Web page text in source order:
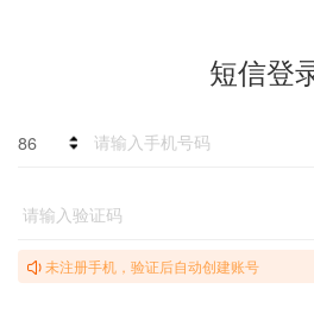
短信登
86
未注册手机，验证后自动创建账号